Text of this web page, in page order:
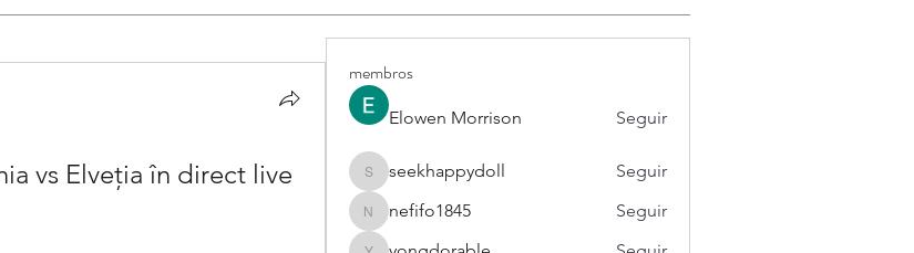
vs Elveția în direct live
membros
Elowen Morrison Seguir
seekhappydoll
seekhappydoll Seguir
nefifo1845
nefifo1845 Seguir